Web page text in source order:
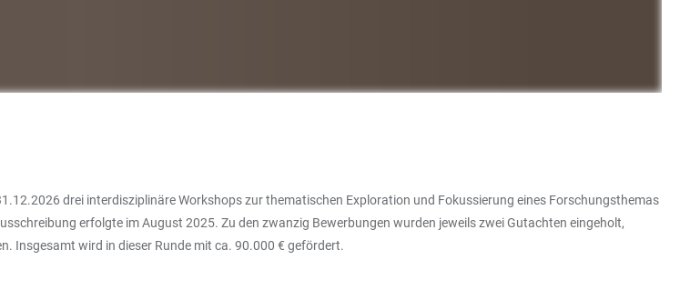
drei interdisziplinäre Workshops zur thematischen Exploration und Fokussierung eines Forschungsthemas
erfolgte im August 2025. Zu den zwanzig Bewerbungen wurden jeweils zwei Gutachten eingeholt,
Insgesamt wird in dieser Runde mit ca. 90.000 € gefördert.